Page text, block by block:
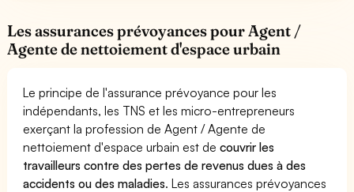
Les assurances prévoyances pour Agent /
Agente de nettoiement d'espace urbain
Le principe de l'assurance prévoyance pour les
indépendants, les TNS et les micro-entrepreneurs
exerçant la profession de Agent / Agente de
nettoiement d'espace urbain est decouvrir les
travailleurs contre des pertes de revenus dues à des
accidents ou des maladies. Les assurances prévoyances